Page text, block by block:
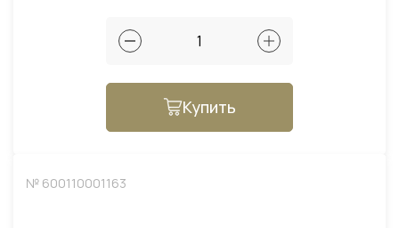
Купить
№ 600110001163